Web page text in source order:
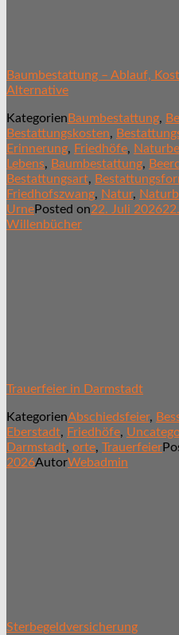
Baumbestattung – Ablauf,
Alternative
Kategorien Baumbestattung,
Bestattungskosten,
Erinnerung, Friedhöfe,
Lebens, Baumbestattung,
Bestattungsart,
Friedhofszwang, Natur,
UrnePosted on22. Juli 2026
Willenbücher
Trauerfeier in Darmstadt
KategorienAbschiedsfeier,
Eberstadt, Friedhöfe,
Darmstadt, orte, Trauerfeier
2026AutorWebadmin
Sterbegeldversicherung